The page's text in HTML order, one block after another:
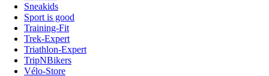
Sneakids
Sport is good
Training-Fit
Trek-Expert
Triathlon-Expert
TripNBikers
Vélo-Store